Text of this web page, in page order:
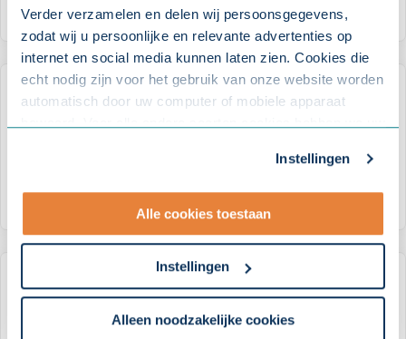
Verder verzamelen en delen wij persoonsgegevens,
zodat wij u persoonlijke en relevante advertenties op
internet en social media kunnen laten zien. Cookies die
echt nodig zijn voor het gebruik van onze website worden
automatisch door uw computer of mobiele apparaat
aanpassen. Met uw toestemming delen wij uw gegevens
- Lees hier onzeprivacyverklaringen onze
Om uw toestemmingsvoorkeur te wijzigen, klikt u op
Instellingen
Alle cookies toestaan
Instellingen
Alleen noodzakelijke cookies
Grote behoefte aan advies en
scholing bij werkenden en
ARTIKEL
Medewerkers met schulden: zo
beperkt u de risico's